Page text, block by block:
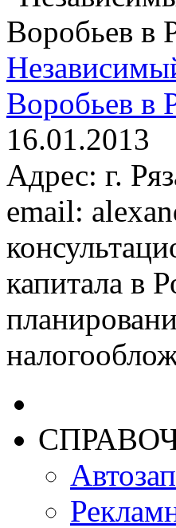
Воробьев в
16.01.2013
Адрес: г.
email:
капитала в